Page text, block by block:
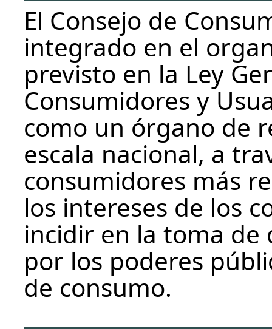
El Consejo de
integrado en el
previsto en la Ley
Consumidores y
como un órgano de
escala nacional, a
consumidores más
los intereses de los
incidir en la toma de
por los poderes
de consumo.